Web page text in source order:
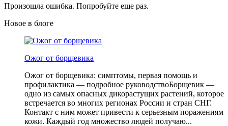
Произошла ошибка. Попробуйте еще раз.
Новое в блоге
Ожог от борщевика
Ожог от борщевика: симптомы, первая помощь и
профилактика — подробное руководствоБорщевик —
одно из самых опасных дикорастущих растений, которое
встречается во многих регионах России и стран СНГ.
Контакт с ним может привести к серьезным поражениям
кожи. Каждый год множество людей получаю...